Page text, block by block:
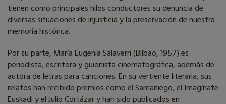
tienen como principales hilos conductores su denuncia de
diversas situaciones de injusticia y la preservación de nuestra
memoria histórica.
Por su parte, María Eugenia Salaverri (Bilbao, 1957) es
periodista, escritora y guionista cinematográfica, además de
autora de letras para canciones. En su vertiente literaria, sus
relatos han recibido premios como el Samaniego, el Imagínate
Euskadi y el Julio Cortázar y han sido publicados en